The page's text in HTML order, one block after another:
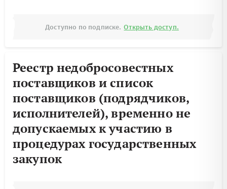
Доступно по подписке. Открыть доступ.
Реестр недобросовестных
поставщиков и список
поставщиков (подрядчиков,
исполнителей), временно не
допускаемых к участию в
процедурах государственных
закупок